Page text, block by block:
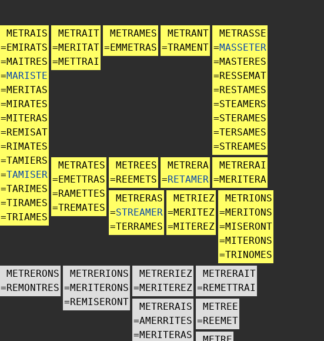
METRAIS
=EMIRATS
=MAITRES
=MARISTE
=MERITAS
=MIRATES
=MITERAS
=REMISAT
=RIMATES
=TAMIERS
=TAMISER
=TARIMES
=TIRAMES
=TRIAMES
METRAIT
=MERITAT
=METTRAI
METRAMES
=EMMETRAS
METRANT
=TRAMENT
METRASSE
=MASSETER
=MASTERES
=RESSEMAT
=RESTAMES
=STEAMERS
=STERAMES
=TERSAMES
=STREAMES
METRATES
=EMETTRAS
=RAMETTES
=TREMATES
METREES
=REEMETS
METRERA
=RETAMER
METRERAI
=MERITERA
METRERAS
=STREAMER
=TERRAMES
METRIEZ
=MERITEZ
=MITEREZ
METRIONS
=MERITONS
=MISERONT
=MITERONS
=TRINOMES
METRERONS
=REMONTRES
METRERIONS
=MERITERONS
=REMISERONT
METRERIEZ
=MERITEREZ
METRERAIT
=REMETTRAI
METRERAIS
=AMERRITES
=MERITERAS
METREE
=REEMET